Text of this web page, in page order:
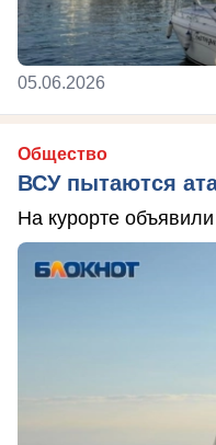
05.06.2026
Общество
ВСУ пытаются
На курорте